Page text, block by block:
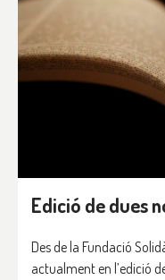
Edició de dues
Des de la Fundació
actualment en l’edició